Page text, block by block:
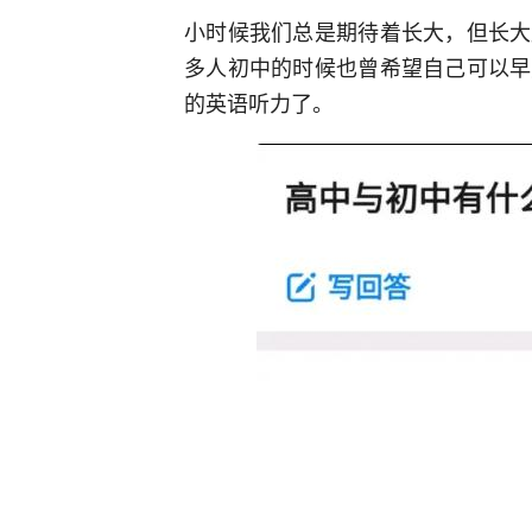
小时候我们总是期待着长大，但长
多人初中的时候也曾希望自己可以
的英语听力了。